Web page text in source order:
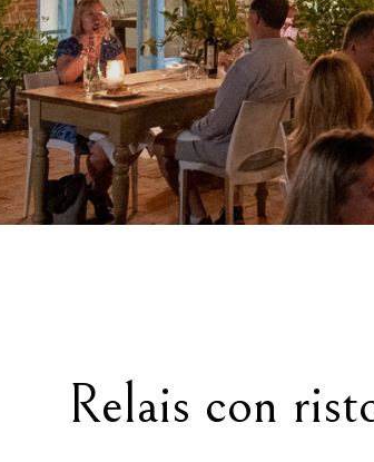
Vuoi idee per un
Relais con